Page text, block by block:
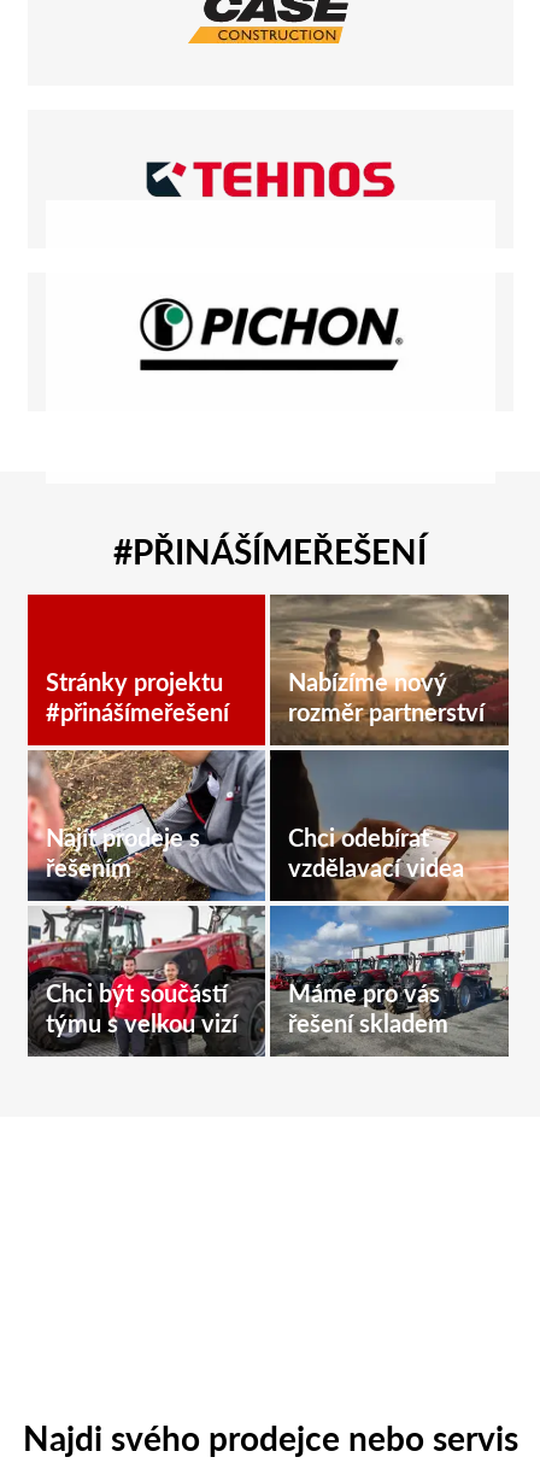
#PŘINÁŠÍMEŘEŠENÍ
Stránky projektu
#přinášímeřešení
Nabízíme nový
rozměr partnerství
Najít prodeje s
řešením
Chci odebírat
vzdělavací videa
Máme pro vás
řešení skladem
Chci být součástí
týmu s velkou vizí
Najdi svého prodejce nebo servis